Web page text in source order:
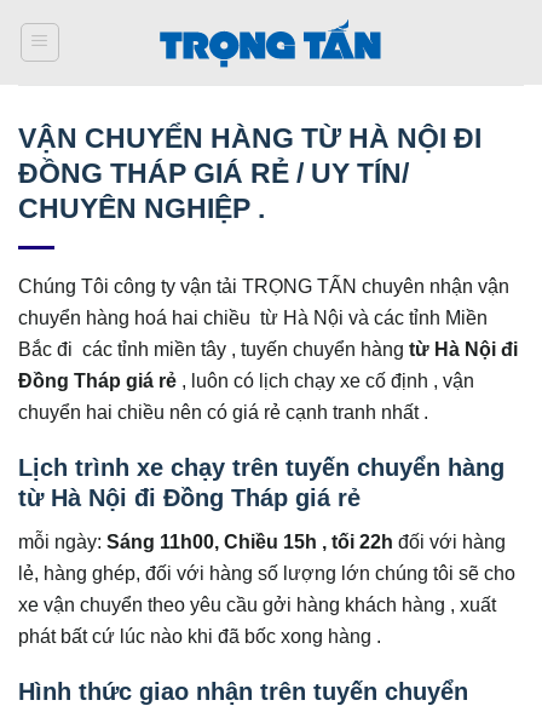
qua
VẬN CHUYỂN HÀNG TỪ HÀ NỘI ĐI
ĐỒNG THÁP GIÁ RẺ / UY TÍN/
CHUYÊN NGHIỆP .
Chúng Tôi công ty vận tải TRỌNG TẤN chuyên nhận vận
chuyển hàng hoá hai chiều từ Hà Nội và các tỉnh Miền
Bắc đi các tỉnh miền tây , tuyến chuyển hàng từ Hà Nội đi
Đồng Tháp giá rẻ , luôn có lịch chạy xe cố định , vận
chuyển hai chiều nên có giá rẻ cạnh tranh nhất .
Lịch trình xe chạy trên tuyến chuyển hàng
từ Hà Nội đi Đồng Tháp giá rẻ
mỗi ngày: Sáng 11h00, Chiều 15h , tối 22h đối với hàng
lẻ, hàng ghép, đối với hàng số lượng lớn chúng tôi sẽ cho
xe vận chuyển theo yêu cầu gởi hàng khách hàng , xuất
phát bất cứ lúc nào khi đã bốc xong hàng .
Hình thức giao nhận trên tuyến chuyển